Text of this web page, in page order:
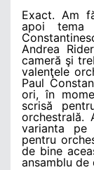
Exact. Am
apoi tema
Andrea
cameră şi
valenţele
Paul
ori, în
scrisă
varianta pe
pentru
de bine
ansamblu